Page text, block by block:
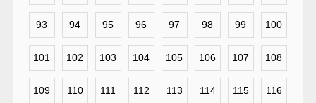
93 94 95 96 97 98 99 100
101 102 103 104 105 106 107 108
109 110 111 112 113 114 115 116